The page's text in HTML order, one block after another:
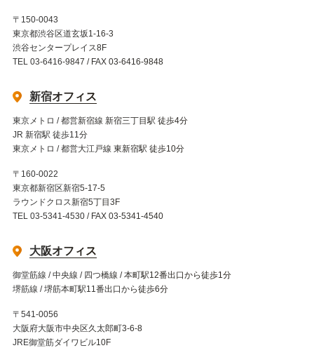
〒150-0043
東京都渋谷区道玄坂1-16-3
渋谷センタープレイス8F
TEL 03-6416-9847 / FAX 03-6416-9848
新宿オフィス
東京メトロ / 都営新宿線 新宿三丁目駅 徒歩4分
JR 新宿駅 徒歩11分
東京メトロ / 都営大江戸線 東新宿駅 徒歩10分
〒160-0022
東京都新宿区新宿5-17-5
ラウンドクロス新宿5丁目3F
TEL 03-5341-4530 / FAX 03-5341-4540
大阪オフィス
御堂筋線 / 中央線 / 四つ橋線 / 本町駅12番出口から徒歩1分
堺筋線 / 堺筋本町駅11番出口から徒歩6分
〒541-0056
大阪府大阪市中央区久太郎町3-6-8
JRE御堂筋ダイワビル10F